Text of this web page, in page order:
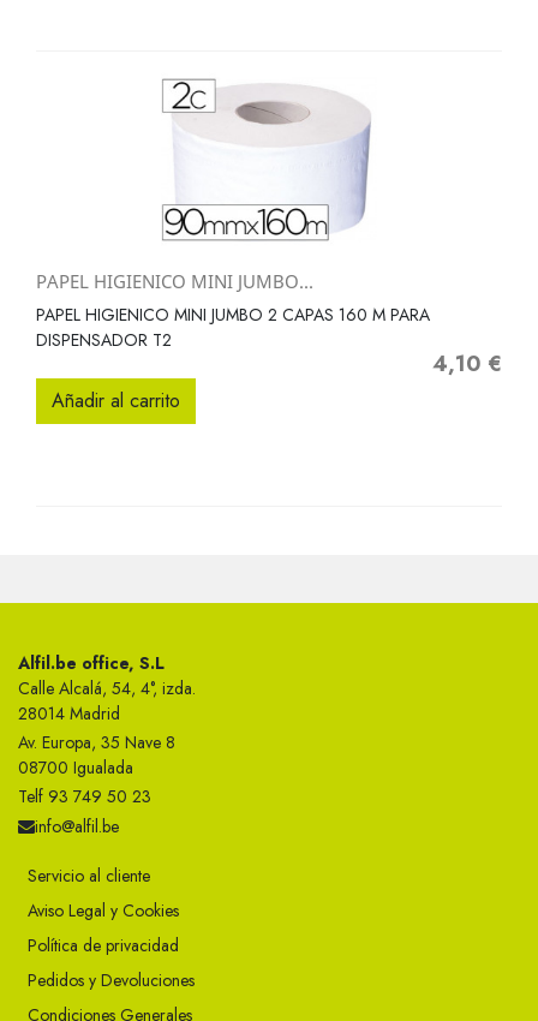
PAPEL HIGIENICO MINI JUMBO...
PAPEL HIGIENICO MINI JUMBO 2 CAPAS 160 M PARA
DISPENSADOR T2
Precio
4,10 €
Añadir al carrito
Alfil.be office, S.L
Calle Alcalá, 54, 4°, izda.
28014 Madrid
Av. Europa, 35 Nave 8
08700 Igualada
Telf 93 749 50 23
info@alfil.be
Servicio al cliente
Aviso Legal y Cookies
Política de privacidad
Pedidos y Devoluciones
Condiciones Generales